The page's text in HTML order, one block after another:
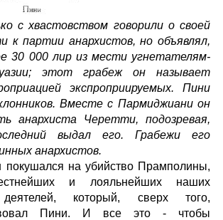
с хвастовством говорили о своей
к партии анархистов, но объявлял,
30 000 лир из мести угнетателям-
этот грабеж он называет
экспроприируемых. Пини
Вместе с Пармиджиани он
анархиста Черетти, подозревая,
выдал его. Грабежи его
анархистов.
покушался на убийство Прамполины,
и лояльнейших наших
деятелей, который, сверх того,
Пини. И все это - чтобы